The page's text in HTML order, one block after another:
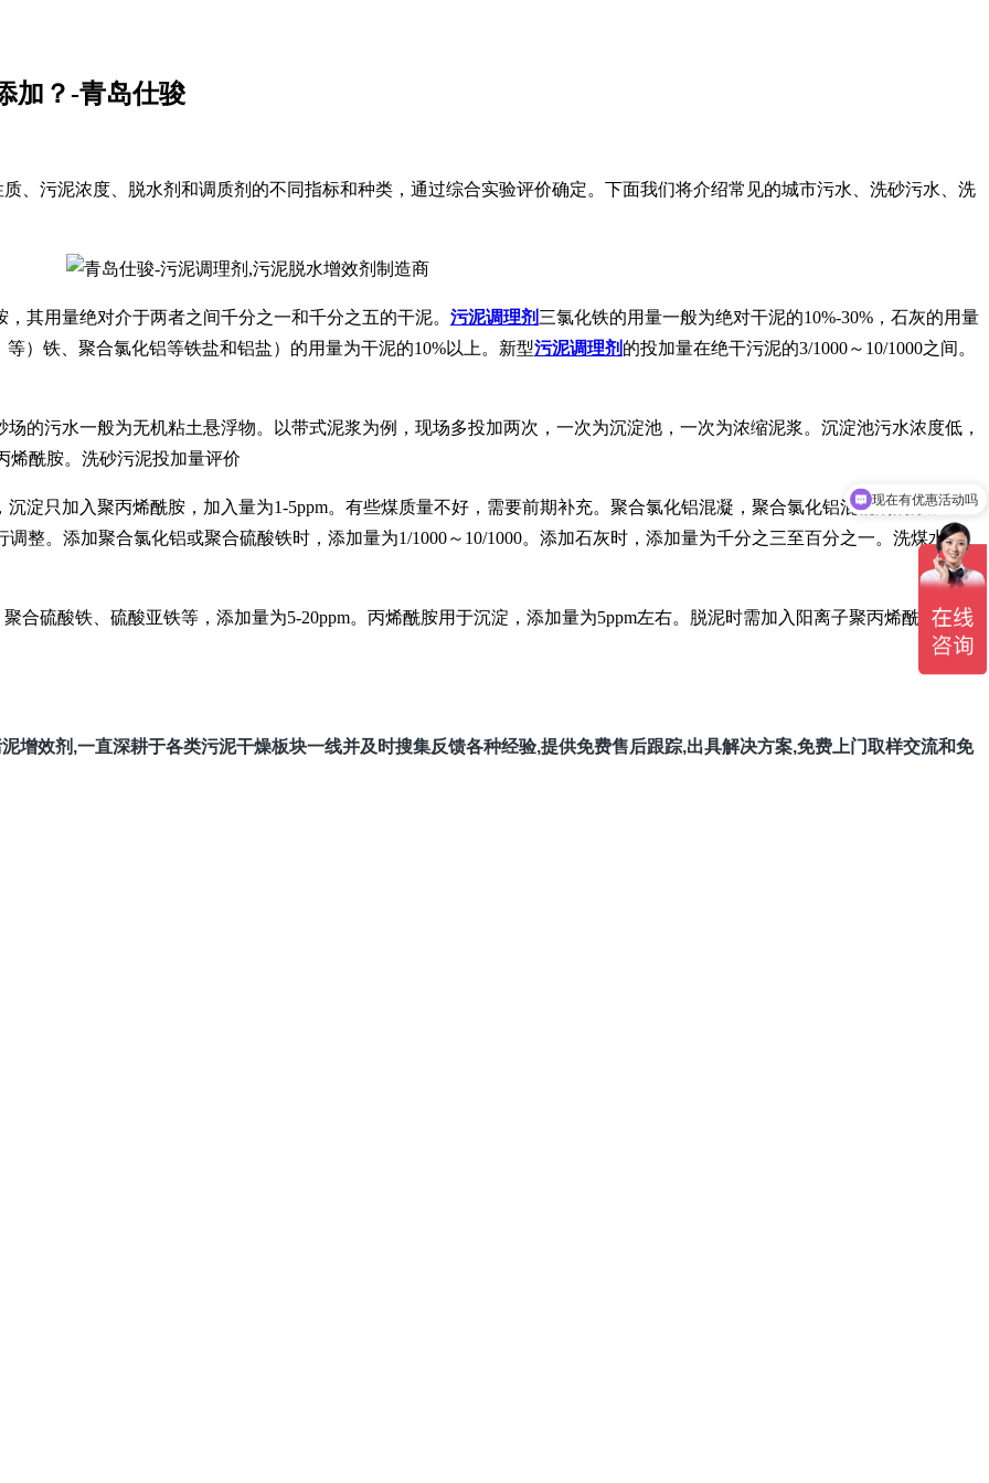
加？-青岛仕骏
、污泥浓度、脱水剂和调质剂的不同指标和种类，通过综合实验评价确定。下面我们将介绍常见的城市污水、洗砂污水、洗
，其用量绝对介于两者之间千分之一和千分之五的干泥。 污泥调理剂 三氯化铁的用量一般为绝对干泥的10%-30%，石灰的用量
）铁、聚合氯化铝等铁盐和铝盐）的用量为干泥的10%以上。新型污泥调理剂 的投加量在绝干污泥的3/1000～10/1000之间。
场的污水一般为无机粘土悬浮物。以带式泥浆为例，现场多投加两次，一次为沉淀池，一次为浓缩泥浆。沉淀池污水浓度低，
烯酰胺。洗砂污泥投加量评价
只加入聚丙烯酰胺，加入量为1-5ppm。有些煤质量不好，需要前期补充。聚合氯化铝混凝，聚合氯化铝混凝剂的添加量
整。添加聚合氯化铝或聚合硫酸铁时，添加量为1/1000～10/1000。添加石灰时，添加量为千分之三至百分之一。洗煤水中
硫酸铁、硫酸亚铁等，添加量为5-20ppm。丙烯酰胺用于沉淀，添加量为5ppm左右。脱泥时需加入阳离子聚丙烯酰胺进行
增效剂,一直深耕于各类污泥干燥板块一线并及时搜集反馈各种经验,提供免费售后跟踪,出具解决方案,免费上门取样交流和免
现在有优惠活动吗